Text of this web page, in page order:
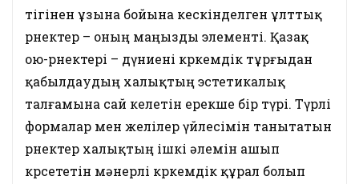
тігінен ұзына бойына кескінделген ұлттық
өрнектер – оның маңызды элементі. Қазақ
ою-өрнектері – дүниені көркемдік тұрғыдан
қабылдаудың халықтың эстетикалық
талғамына сай келетін ерекше бір түрі. Түрлі
формалар мен желілер үйлесімін танытатын
өрнектер халықтың ішкі әлемін ашып
көрсететін мәнерлі көркемдік құрал болып